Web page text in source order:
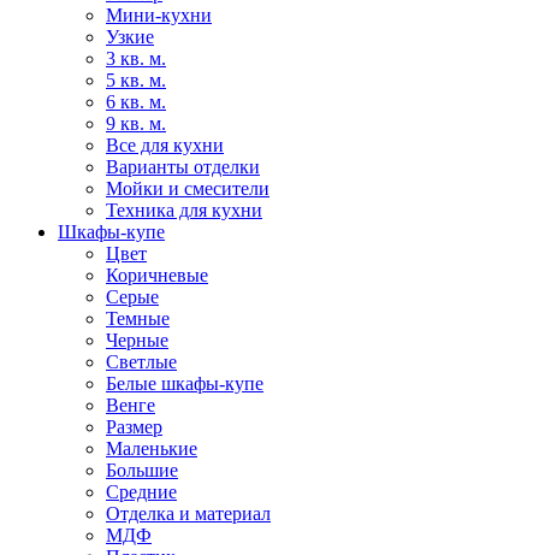
Мини-кухни
Узкие
3 кв. м.
5 кв. м.
6 кв. м.
9 кв. м.
Все для кухни
Варианты отделки
Мойки и смесители
Техника для кухни
Шкафы-купе
Цвет
Коричневые
Серые
Темные
Черные
Светлые
Белые шкафы-купе
Венге
Размер
Маленькие
Большие
Средние
Отделка и материал
МДФ